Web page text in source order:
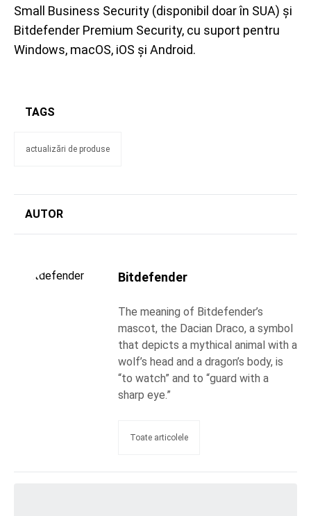
Small Business Security (disponibil doar în SUA) și
Bitdefender Premium Security, cu suport pentru
Windows, macOS, iOS și Android.
TAGS
actualizări de produse
AUTOR
Bitdefender
The meaning of Bitdefender’s
mascot, the Dacian Draco, a symbol
that depicts a mythical animal with a
wolf’s head and a dragon’s body, is
“to watch” and to “guard with a
sharp eye.”
Toate articolele